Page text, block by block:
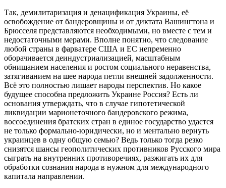
Так, демилитаризация и денацификация Украины, её
освобождение от бандеровщины и от диктата Вашингтона и
Брюсселя представляются необходимыми, но вместе с тем и
недостаточными мерами. Вполне понятно, что следование
любой страны в фарватере США и ЕС непременно
оборачивается деиндустриализацией, масштабным
обнищанием населения и ростом социального неравенства,
затягиванием на шее народа петли внешней задолженности.
Всё это полностью лишает народы перспектив. Но какое
будущее способна предложить Украине Россия? Есть ли
основания утверждать, что в случае гипотетической
ликвидации марионеточного бандеровского режима,
воссоединения братских стран в единое государство удастся
не только формально-юридически, но и ментально вернуть
украинцев в одну общую семью? Ведь только тогда резко
снизятся шансы геополитических противников Русского мира
сыграть на внутренних противоречиях, разжигать их для
обработки сознания народа в нужном для международного
капитала направлении.